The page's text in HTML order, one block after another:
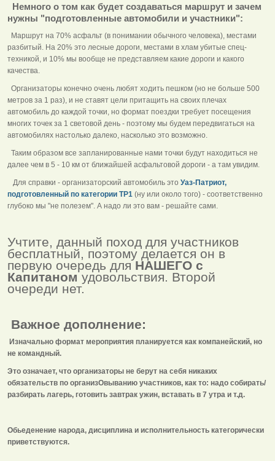
Немного о том как будет создаваться маршрут и зачем
нужны "подготовленные автомобили и участники":
Маршрут на 70% асфальт (в понимании обычного человека), местами
разбитый. На 20% это лесные дороги, местами в хлам убитые спец-
техникой, и 10% мы вообще не представляем какие дороги и какого
качества.
Организаторы конечно очень любят ходить пешком (но не больше 500
метров за 1 раз), и не ставят цели притащить на своих плечах
автомобиль до каждой точки, но формат поездки требует посещения
многих точек за 1 световой день - поэтому мы будем передвигаться на
автомобилях настолько далеко, насколько это возможно.
Таким образом все запланированные нами точки будут находиться не
далее чем в 5 - 10 км от ближайшей асфальтовой дороги - а там увидим.
Для справки - организаторский автомобиль это Уаз-Патриот,
подготовленный по категории ТР1 (ну или около того) - соответственно
глубоко мы "не полезем". А надо ли это вам - решайте сами.
Учтите, данный поход для участников
бесплатный, поэтому делается он в
первую очередь дляНАШЕГО с
Капитаномудовольствия. Второй
очереди нет.
Важное дополнение:
Изначально формат мероприятия планируется как компанейский, но
не командный.
Это означает, что организаторы не берут на себя никаких
обязательств по организОвыванию участников, как то: надо собирать/
разбирать лагерь, готовить завтрак ужин, вставать в 7 утра и т.д.
Обьеденение народа, дисциплина и исполнительность категорически
приветствуются.